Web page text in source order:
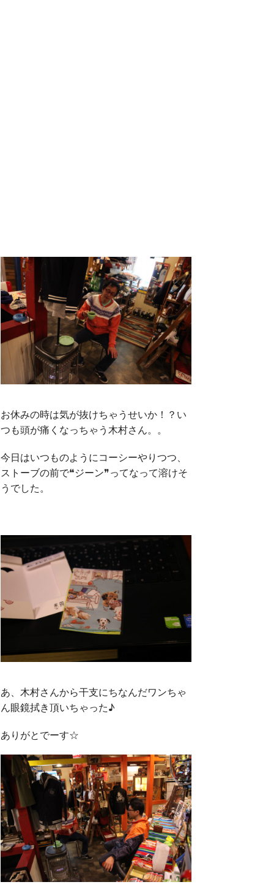
お休みの時は気が抜けちゃうせいか！？い
つも頭が痛くなっちゃう木村さん。。
今日はいつものようにコーシーやりつつ、
ストーブの前で❝ジーン❞ってなって溶けそ
うでした。
あ、木村さんから干支にちなんだワンちゃ
ん眼鏡拭き頂いちゃった♪
ありがとでーす☆